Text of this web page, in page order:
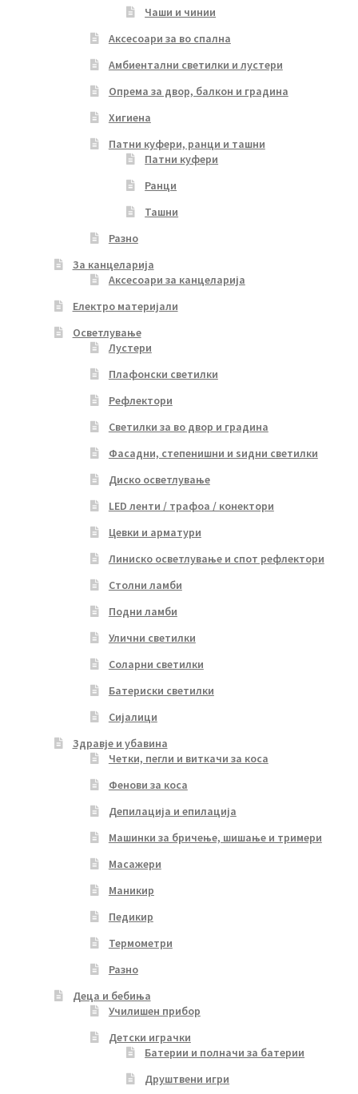
Чаши и чинии
Аксесоари за во спална
Амбиентални светилки и лустери
Опрема за двор, балкон и градина
Хигиена
Патни куфери, ранци и ташни
Патни куфери
Ранци
Ташни
Разно
За канцеларија
Аксесоари за канцеларија
Електро материјали
Осветлување
Лустери
Плафонски светилки
Рефлектори
Светилки за во двор и градина
Фасадни, степенишни и ѕидни светилки
Диско осветлување
LED ленти / трафоа / конектори
Цевки и арматури
Линиско осветлување и спот рефлектори
Столни ламби
Подни ламби
Улични светилки
Соларни светилки
Батериски светилки
Сијалици
Здравје и убавина
Четки, пегли и виткачи за коса
Фенови за коса
Депилација и епилација
Машинки за бричење, шишање и тримери
Масажери
Маникир
Педикир
Термометри
Разно
Деца и бебиња
Училишен прибор
Детски играчки
Батерии и полначи за батерии
Друштвени игри